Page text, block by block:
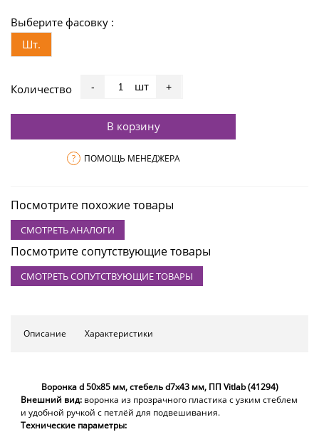
Выберите фасовку :
Шт.
Количество - шт +
В корзину
? ПОМОЩЬ МЕНЕДЖЕРА
Посмотрите похожие товары
СМОТРЕТЬ АНАЛОГИ
Посмотрите сопутствующие товары
СМОТРЕТЬ СОПУТСТВУЮЩИЕ ТОВАРЫ
Описание Характеристики
Воронка d 50х85 мм, стебель d7х43 мм, ПП Vitlab (41294)
Внешний вид: воронка из прозрачного пластика с узким стеблем
и удобной ручкой с петлёй для подвешивания.
Технические параметры: